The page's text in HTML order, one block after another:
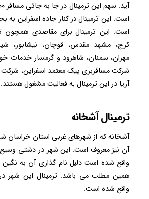
است. این ترمینال در کنار جاده اسفراین به
است. این ترمینال برای مقاصدی همچون
کرج، مشهد مقدس، قوچان، نیشابور،
مهران، سمنان، شاهرود و گرمسار خدمات
شرکت مسافربری پیک معتمد اسفراین،
آریا در این ترمینال به فعالیت مشغول هستند.
ترمینال آشخانه
آشخانه که از شهرهای غربی استان خراسان
آن نیز معروف است. این شهر در دشتی
واقع شده است دلیل نام گذاری آن به نگین
همین مطلب می باشد. ترمینال این شهر
واقع شده است.